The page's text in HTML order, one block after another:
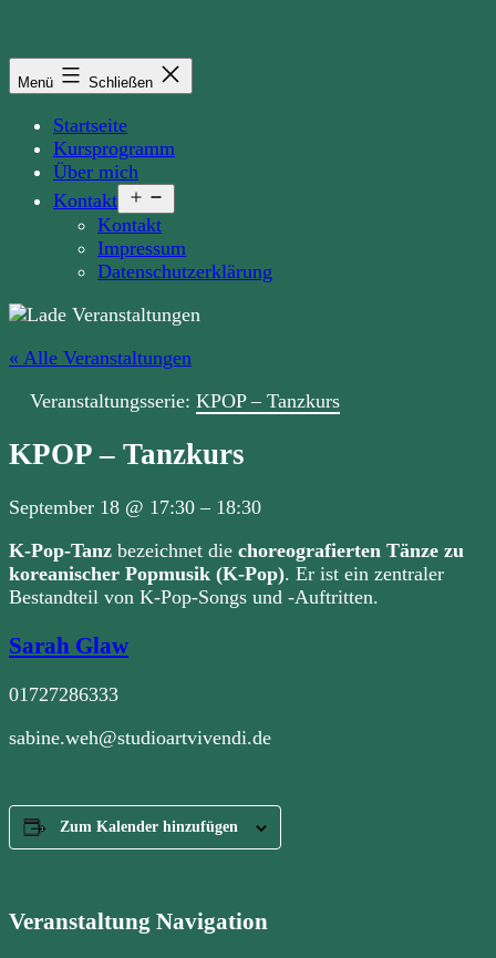
springen
Menü Schließen
Startseite
Kursprogramm
Über mich
Kontakt
öffnen
Kontakt
Impressum
Datenschutzerklärung
« Alle Veranstaltungen
Veranstaltungsserie: KPOP – Tanzkurs
KPOP – Tanzkurs
September 18 @ 17:30 – 18:30
K-Pop-Tanz bezeichnet die choreografierten Tänze zu
koreanischer Popmusik (K-Pop). Er ist ein zentraler
Bestandteil von K-Pop-Songs und -Auftritten.
Sarah Glaw
01727286333
sabine.weh@studioartvivendi.de
Zum Kalender hinzufügen
Veranstaltung Navigation